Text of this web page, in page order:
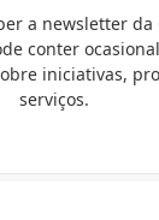
a newsletter da
conter
iniciativas,
serviços.